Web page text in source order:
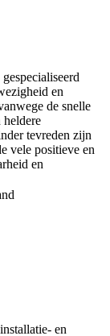
en
de snelle
tevreden zijn
vele positieve en
en
en